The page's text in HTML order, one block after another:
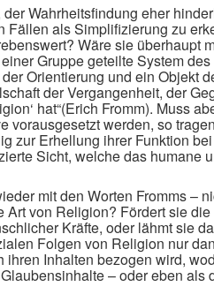
Wahrheitsfindung eher
Fällen als Simplifizierung zu
Wäre sie überhaupt
Gruppe geteilte System
Orientierung und ein Objekt
der Vergangenheit, der
hat“(Erich Fromm). Muss
vorausgesetzt werden, so
zur Erhellung ihrer Funktion
Sicht, welche das humane
mit den Worten Fromms –
Art von Religion? Fördert sie
Kräfte, oder lähmt sie
Folgen von Religion nur
ihren Inhalten bezogen wird,
– oder eben als